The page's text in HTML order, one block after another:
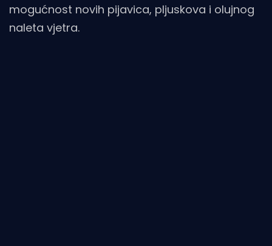
mogućnost novih pijavica, pljuskova i olujnog
naleta vjetra.